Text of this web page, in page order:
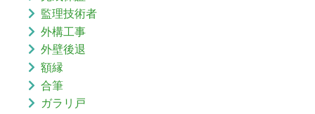
監理技術者
外構工事
外壁後退
額縁
合筆
ガラリ戸